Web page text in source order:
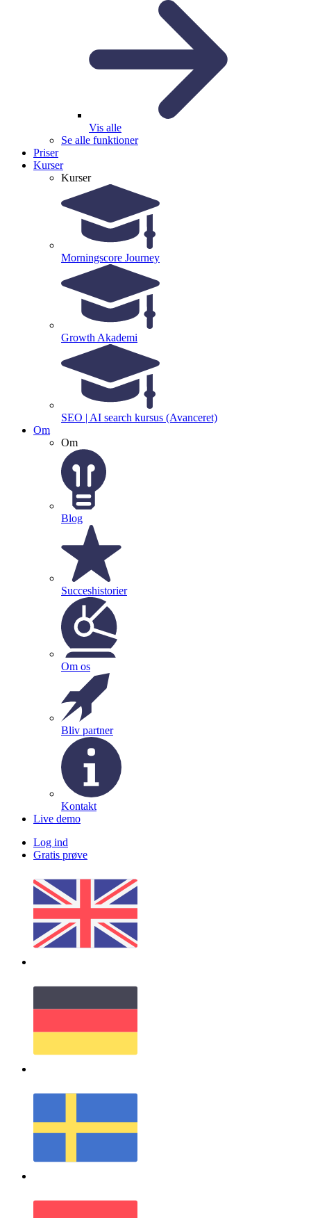
Vis alle
Se alle funktioner
Priser
Kurser
Kurser
Morningscore Journey
Growth Akademi
SEO | AI search kursus (Avanceret)
Om
Om
Blog
Succeshistorier
Om os
Bliv partner
Kontakt
Live demo
Log ind
Gratis prøve